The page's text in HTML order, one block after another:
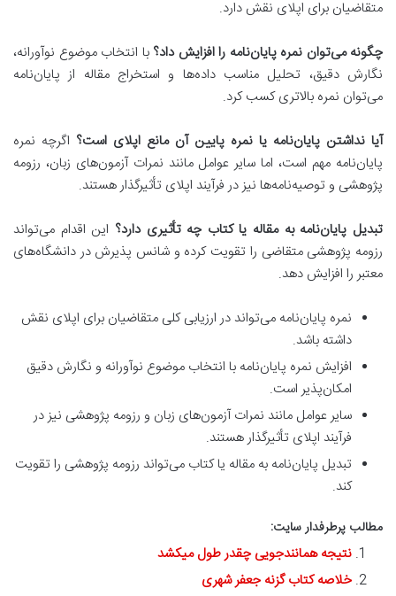
متقاضیان برای اپلای نقش دارد.
چگونه می‌توان نمره پایان‌نامه را افزایش داد؟ با انتخاب موضوع نوآورانه،
نگارش دقیق، تحلیل مناسب داده‌ها و استخراج مقاله از پایان‌نامه
می‌توان نمره بالاتری کسب کرد.
آیا نداشتن پایان‌نامه یا نمره پایین آن مانع اپلای است؟ اگرچه نمره
پایان‌نامه مهم است، اما سایر عوامل مانند نمرات آزمون‌های زبان، رزومه
پژوهشی و توصیه‌نامه‌ها نیز در فرآیند اپلای تأثیرگذار هستند.
تبدیل پایان‌نامه به مقاله یا کتاب چه تأثیری دارد؟ این اقدام می‌تواند
رزومه پژوهشی متقاضی را تقویت کرده و شانس پذیرش در دانشگاه‌های
معتبر را افزایش دهد.
نمره پایان‌نامه می‌تواند در ارزیابی کلی متقاضیان برای اپلای نقش
داشته باشد.
افزایش نمره پایان‌نامه با انتخاب موضوع نوآورانه و نگارش دقیق
امکان‌پذیر است.
سایر عوامل مانند نمرات آزمون‌های زبان و رزومه پژوهشی نیز در
فرآیند اپلای تأثیرگذار هستند.
تبدیل پایان‌نامه به مقاله یا کتاب می‌تواند رزومه پژوهشی را تقویت
کند.
مطالب پرطرفدار سایت:
نتیجه همانندجویی چقدر طول میکشد
خلاصه کتاب گزنه جعفر شهری